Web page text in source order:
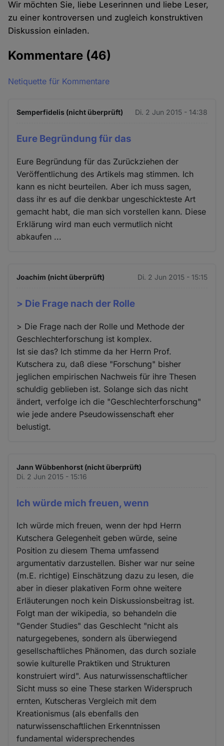
Wir möchten Sie, liebe Leserinnen und liebe Leser,
zu einer kontroversen und zugleich konstruktiven
Diskussion einladen.
Kommentare (46)
Netiquette für Kommentare
Semperfidelis (nicht überprüft) Di. 2 Jun 2015 - 14:38
Eure Begründung für das
Eure Begründung für das Zurückziehen der
Veröffentlichung des Artikels mag stimmen. Ich
kann es nicht beurteilen. Aber ich muss sagen,
dass ihr es auf die denkbar ungeschickteste Art
gemacht habt, die man sich vorstellen kann. Diese
Erklärung wird man euch vermutlich nicht
abkaufen ...
Joachim (nicht überprüft) Di. 2 Jun 2015 - 15:15
> Die Frage nach der Rolle
> Die Frage nach der Rolle und Methode der
Geschlechterforschung ist komplex.
Ist sie das? Ich stimme da her Herrn Prof.
Kutschera zu, daß diese "Forschung" bisher
jeglichen empirischen Nachweis für ihre Thesen
schuldig geblieben ist. Solange sich das nicht
ändert, verfolge ich die "Geschlechterforschung"
wie jede andere Pseudowissenschaft eher
belustigt.
Jann Wübbenhorst (nicht überprüft)
Di. 2 Jun 2015 - 15:16
Ich würde mich freuen, wenn
Ich würde mich freuen, wenn der hpd Herrn
Kutschera Gelegenheit geben würde, seine
Position zu diesem Thema umfassend
argumentativ darzustellen. Bisher war nur seine
(m.E. richtige) Einschätzung dazu zu lesen, die
aber in dieser plakativen Form ohne weitere
Erläuterungen noch kein Diskussionsbeitrag ist.
Folgt man der wikipedia, so behandeln die
"Gender Studies" das Geschlecht "nicht als
naturgegebenes, sondern als überwiegend
gesellschaftliches Phänomen, das durch soziale
sowie kulturelle Praktiken und Strukturen
konstruiert wird". Aus naturwissenschaftlicher
Sicht muss so eine These starken Widerspruch
ernten, Kutscheras Vergleich mit dem
Kreationismus (als ebenfalls den
naturwissenschaftlichen Erkenntnissen
fundamental widersprechendes